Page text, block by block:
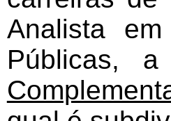
Analista
Públicas,